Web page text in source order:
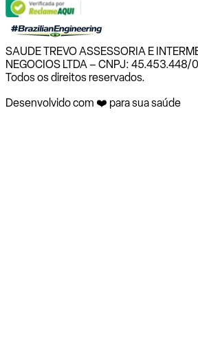
SAUDE TREVO ASSESSORIA E
NEGOCIOS LTDA – CNPJ: 45.453.448/
Todos os direitos reservados.
Desenvolvido com ❤️ para sua saúde